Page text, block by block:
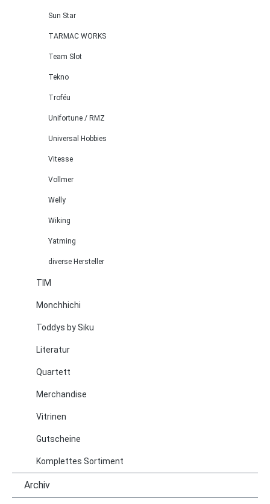
Sun Star
TARMAC WORKS
Team Slot
Tekno
Troféu
Unifortune / RMZ
Universal Hobbies
Vitesse
Vollmer
Welly
Wiking
Yatming
diverse Hersteller
TIM
Monchhichi
Toddys by Siku
Literatur
Quartett
Merchandise
Vitrinen
Gutscheine
Komplettes Sortiment
Archiv